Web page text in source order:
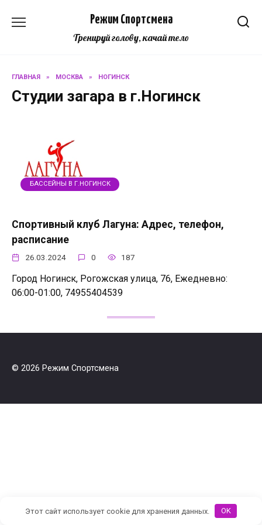
Режим Спортсмена
Тренируй голову, качай тело
ГЛАВНАЯ » МОСКВА » НОГИНСК
Студии загара в г.Ногинск
БАССЕЙНЫ В Г.НОГИНСК
Спортивный клуб Лагуна: Адрес, телефон,
расписание
26.03.2024 0 187
Город Ногинск, Рогожская улица, 76, Ежедневно:
06:00-01:00, 74955404539
© 2026 Режим Спортсмена
Этот сайт использует cookie для хранения данных. OK